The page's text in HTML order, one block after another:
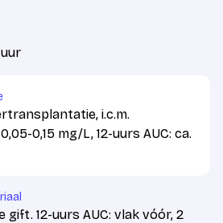
i.c.m.
0,15 mg/L, 12-uurs AUC: ca.
gift. 12-uurs AUC: vlak vóór, 2